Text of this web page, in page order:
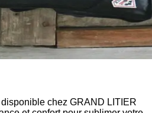
chez GRAND LITIER